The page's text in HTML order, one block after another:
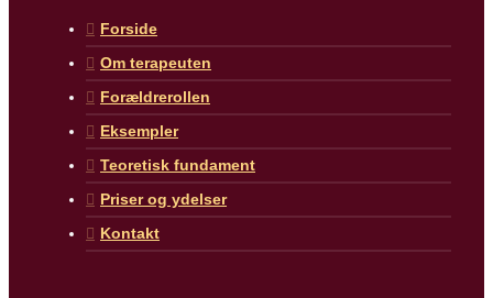
Forside
Om terapeuten
Forældrerollen
Eksempler
Teoretisk fundament
Priser og ydelser
Kontakt